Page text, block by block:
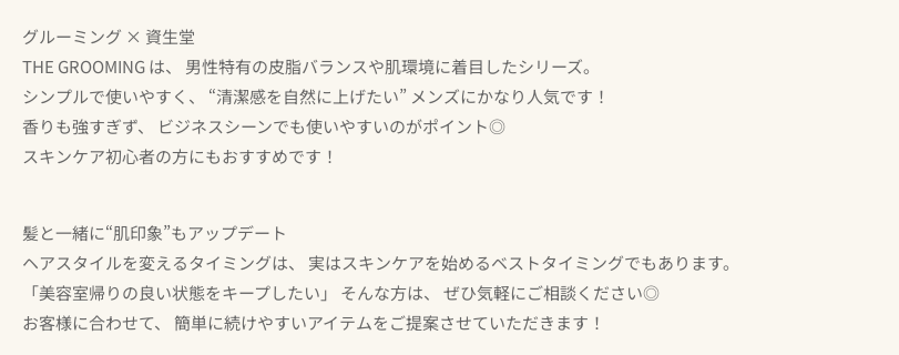
グルーミング × 資生堂
THE GROOMING は、 男性特有の皮脂バランスや肌環境に着目したシリーズ。
シンプルで使いやすく、 “清潔感を自然に上げたい” メンズにかなり人気です！
香りも強すぎず、 ビジネスシーンでも使いやすいのがポイント◎
スキンケア初心者の方にもおすすめです！
髪と一緒に“肌印象”もアップデート
ヘアスタイルを変えるタイミングは、 実はスキンケアを始めるベストタイミングでもあります。
「美容室帰りの良い状態をキープしたい」 そんな方は、 ぜひ気軽にご相談ください◎
お客様に合わせて、 簡単に続けやすいアイテムをご提案させていただきます！